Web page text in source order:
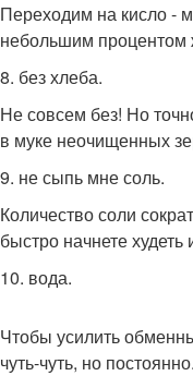
Переходим на кисло -
небольшим процентом
8. без хлеба.
Не совсем без! Но
в муке неочищенных
9. не сыпь мне соль.
Количество соли
быстро начнете худеть
10. вода.
Чтобы усилить
чуть-чуть, но